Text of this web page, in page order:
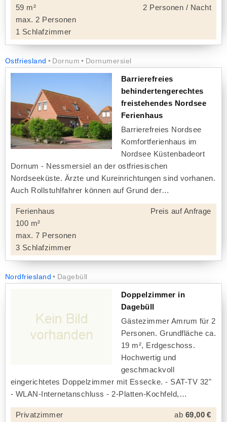
59 m²
max. 2 Personen
1 Schlafzimmer
2 Personen / Nacht
Ostfriesland Dornum Dornumersiel
Barrierefreies
behindertengerechtes
freistehendes Nordsee
Ferienhaus
Barrierefreies Nordsee
Komfortferienhaus im
Nordsee Küstenbadeort
Dornum - Nessmersiel an der ostfriesischen
Nordseeküste. Ärzte und Kureinrichtungen sind vorhanen.
Auch Rollstuhlfahrer können auf Grund der
Ferienhaus
100 m²
max. 7 Personen
3 Schlafzimmer
Preis auf Anfrage
Nordfriesland Dagebüll
Doppelzimmer in
Dagebüll
Gästezimmer Amrum für 2
Personen. Grundfläche ca.
19 m², Erdgeschoss.
Hochwertig und
geschmackvoll
eingerichtetes Doppelzimmer mit Essecke. - SAT-TV 32"
- WLAN-Internetanschluss - 2-Platten-Kochfeld,
Privatzimmer
ab 69,00 €